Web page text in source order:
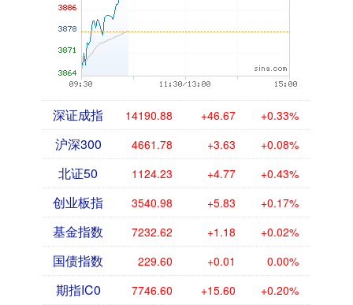
深证成指 14190.88 +46.67 +0.33%
沪深300 4661.78 +3.63 +0.08%
北证50 1124.23 +4.77 +0.43%
创业板指 3540.98 +5.83 +0.17%
基金指数 7232.62 +1.18 +0.02%
国债指数 229.60 +0.01 0.00%
期指IC0 7746.60 +15.60 +0.20%